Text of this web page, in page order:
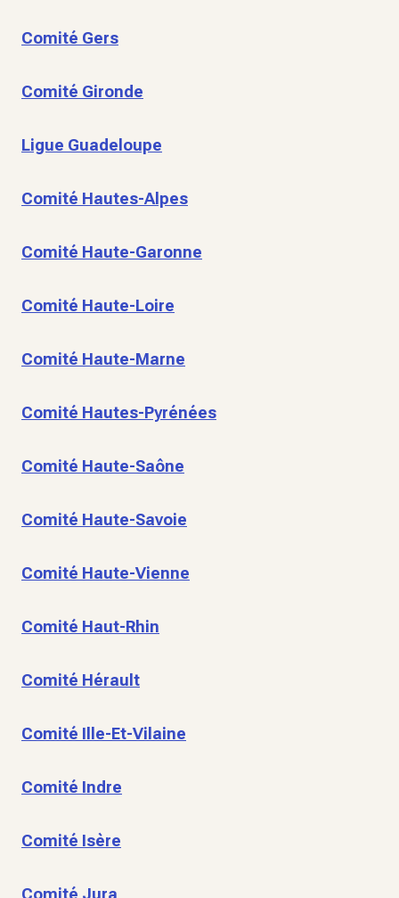
Comité Gers
Comité Gironde
Ligue Guadeloupe
Comité Hautes-Alpes
Comité Haute-Garonne
Comité Haute-Loire
Comité Haute-Marne
Comité Hautes-Pyrénées
Comité Haute-Saône
Comité Haute-Savoie
Comité Haute-Vienne
Comité Haut-Rhin
Comité Hérault
Comité Ille-Et-Vilaine
Comité Indre
Comité Isère
Comité Jura